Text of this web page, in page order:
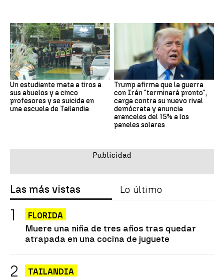
Un estudiante mata a tiros a
sus abuelos y a cinco
profesores y se suicida en
una escuela de Tailandia
Trump afirma que la guerra
con Irán "terminará pronto",
carga contra su nuevo rival
demócrata y anuncia
aranceles del 15% a los
paneles solares
Las más vistas Lo último
FLORIDA
Muere una niña de tres años tras quedar
atrapada en una cocina de juguete
TAILANDIA